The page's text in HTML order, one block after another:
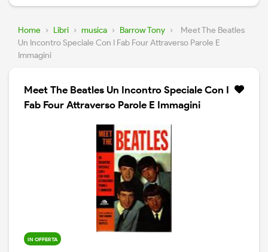
Home › Libri › musica › Barrow Tony ›
Meet The Beatles
Un Incontro Speciale Con I Fab Four Attraverso Parole E
Immagini
Meet The Beatles Un Incontro Speciale Con I
Fab Four Attraverso Parole E Immagini
IN OFFERTA